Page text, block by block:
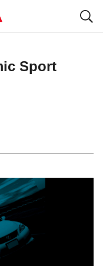
Sport